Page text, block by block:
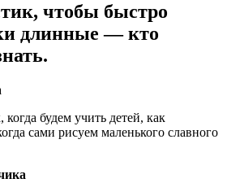
чтобы быстро
длинные — кто
будем учить детей, как
сами рисуем маленького славного